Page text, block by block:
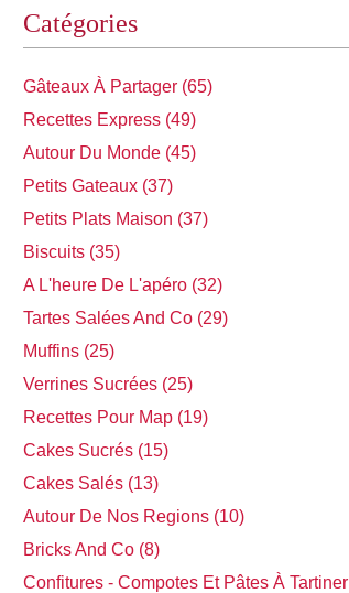
Catégories
Gâteaux À Partager (65)
Recettes Express (49)
Autour Du Monde (45)
Petits Gateaux (37)
Petits Plats Maison (37)
Biscuits (35)
A L'heure De L'apéro (32)
Tartes Salées And Co (29)
Muffins (25)
Verrines Sucrées (25)
Recettes Pour Map (19)
Cakes Sucrés (15)
Cakes Salés (13)
Autour De Nos Regions (10)
Bricks And Co (8)
Confitures - Compotes Et Pâtes À Tartiner